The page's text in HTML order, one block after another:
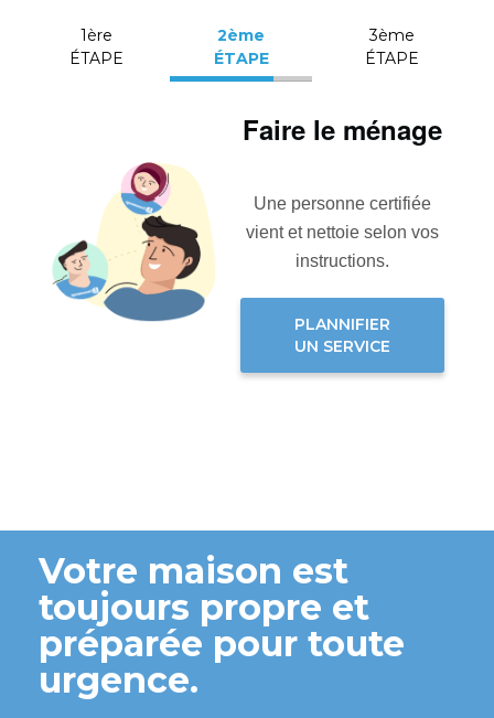
1ère
ÉTAPE
2ème
ÉTAPE
3ème
ÉTAPE
Faire le ménage
Une personne certifiée
vient et nettoie selon vos
instructions.
PLANNIFIER
UN SERVICE
Votre maison est
toujours propre et
préparée pour toute
urgence.